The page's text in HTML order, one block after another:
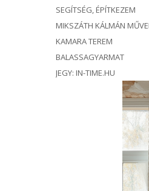
SEGÍTSÉG, ÉPÍTKEZEM
MIKSZÁTH KÁLMÁN
KAMARA TEREM
BALASSAGYARMAT
JEGY: IN-TIME.HU